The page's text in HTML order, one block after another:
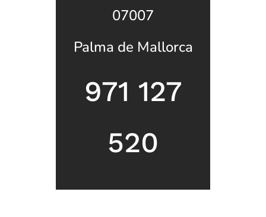
07007
Palma de Mallorca
971 127
520